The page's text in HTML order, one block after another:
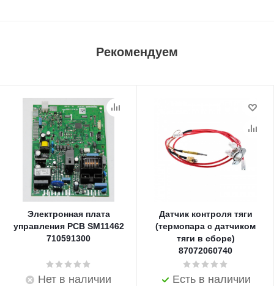
Рекомендуем
Электронная плата
управления PCB SM11462
710591300
Нет в наличии
Датчик контроля тяги
(термопара с датчиком
тяги в сборе)
87072060740
Есть в наличии